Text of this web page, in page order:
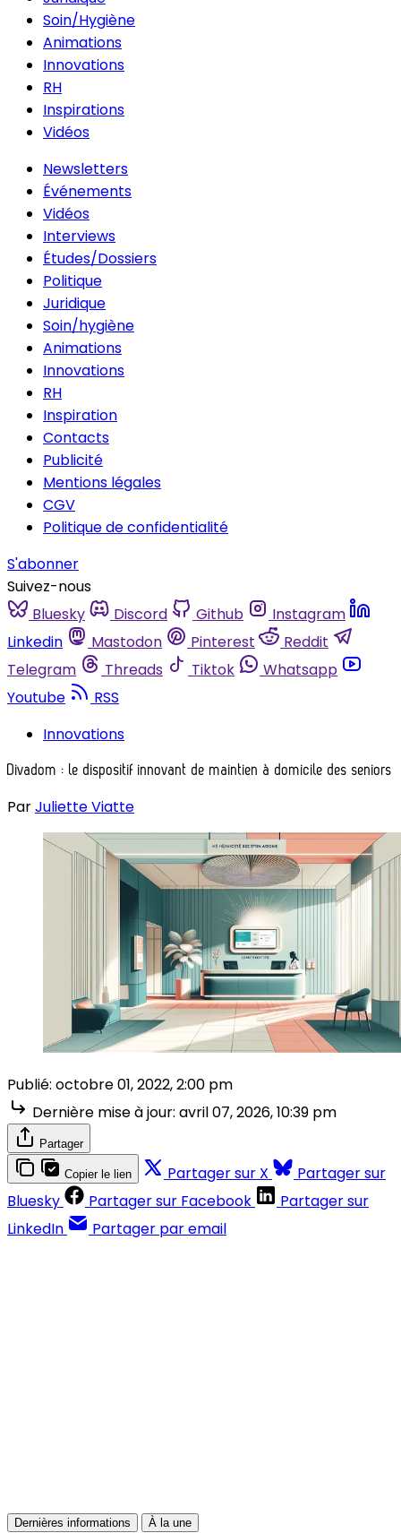
Soin/Hygiène
Animations
Innovations
RH
Inspirations
Vidéos
Newsletters
Événements
Vidéos
Interviews
Études/Dossiers
Politique
Juridique
Soin/hygiène
Animations
Innovations
RH
Inspiration
Contacts
Publicité
Mentions légales
CGV
Politique de confidentialité
S'abonner
Suivez-nous
Bluesky
Discord Github
Instagram
Linkedin
Mastodon Pinterest
Reddit
Telegram
Threads Tiktok
Whatsapp
Youtube
RSS
Innovations
Divadom : le dispositif innovant de maintien à domicile des seniors
ParJuliette Viatte
Publié: octobre 01, 2022, 2:00 pm
Dernière mise à jour: avril 07, 2026, 10:39 pm
Partager
Copier le lien Partager sur X
Partager sur
Bluesky
Partager sur Facebook
Partager sur
LinkedIn
Partager par email
Dernières informations À la une